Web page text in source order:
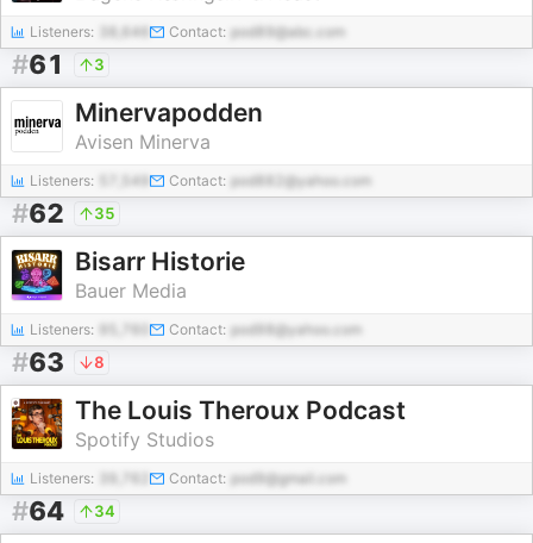
Listeners: 38,646 Contact: pod89@abc.com
#61 3
Minervapodden
Avisen Minerva
Listeners: 57,549 Contact: pod882@yahoo.com
#62 35
Bisarr Historie
Bauer Media
Listeners: Contact: pod98@yahoo.com
#63 8
The Louis Theroux Podcast
Spotify Studios
Listeners: Contact: pod9@gmail.com
#64 34